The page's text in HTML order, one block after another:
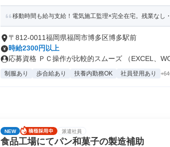
移動時間も給与支給！電気施工監理×完全在宅。残業なし
〒812-0011福岡県福岡市博多区博多駅前
時給2300円以上
応募資格 ＰＣ操作が比較的スムーズ （EXCEL、
制服あり 歩合給あり 扶養内勤務OK 社員登用あり
NEW 派遣社員
食品工場にてパン和菓子の製造補助